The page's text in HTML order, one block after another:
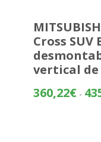
Cross SUV
vertical de
360,22€ -